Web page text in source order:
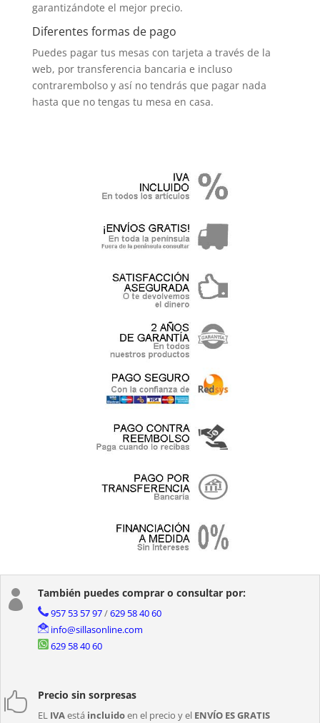
garantizándote el mejor precio.
Diferentes formas de pago
Puedes pagar tus mesas con tarjeta a través de la
web, por transferencia bancaria e incluso
contrarembolso y así no tendrás que pagar nada
hasta que no tengas tu mesa en casa.
 También puedes comprar o consultar por:
957 53 57 97/629 58 40 60
info@sillasonline.com
629 58 40 60
 Precio sin sorpresas
EL IVAestá incluidoen el precio y el ENVÍO ES GRATIS